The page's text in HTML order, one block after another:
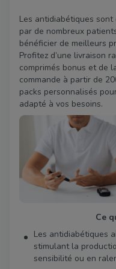
Les antidiabétiques
par de nombreux
bénéficier de meilleurs
Profitez d’une livraison
comprimés bonus et de
commande à partir de
packs personnalisés
adapté à vos besoins.
Ce
Les antidiabétiques
stimulant la
sensibilité ou en